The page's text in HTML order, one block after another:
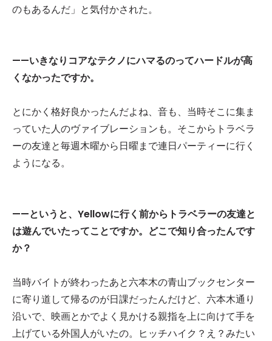
のもあるんだ」と気付かされた。
——いきなりコアなテクノにハマるのってハードルが高
くなかったですか。
とにかく格好良かったんだよね、音も、当時そこに集ま
っていた人のヴァイブレーションも。そこからトラベラ
ーの友達と毎週木曜から日曜まで連日パーティーに行く
ようになる。
——というと、Yellowに行く前からトラベラーの友達と
は遊んでいたってことですか。どこで知り合ったんです
か？
当時バイトが終わったあと六本木の青山ブックセンター
に寄り道して帰るのが日課だったんだけど、六本木通り
沿いで、映画とかでよく見かける親指を上に向けて手を
上げている外国人がいたの。ヒッチハイク？え？みたい